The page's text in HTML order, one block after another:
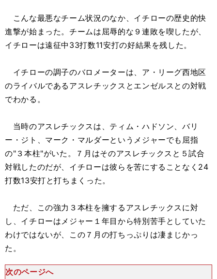
こんな最悪なチーム状況のなか、イチローの歴史的快
進撃が始まった。チームは屈辱的な９連敗を喫したが、
イチローは遠征中33打数11安打の好結果を残した。
イチローの調子のバロメーターは、ア・リーグ西地区
のライバルであるアスレチックスとエンゼルスとの対戦
でわかる。
当時のアスレチックスは、ティム・ハドソン、バリ
ー・ジト、マーク・マルダーというメジャーでも屈指
の"３本柱"がいた。７月はそのアスレチックスと５試合
対戦したのだが、イチローは彼らを苦にすることなく24
打数13安打と打ちまくった。
ただ、この強力３本柱を擁するアスレチックスに対
し、イチローはメジャー１年目から特別苦手としていた
わけではないが、この７月の打ちっぷりは凄まじかっ
た。
次のページへ